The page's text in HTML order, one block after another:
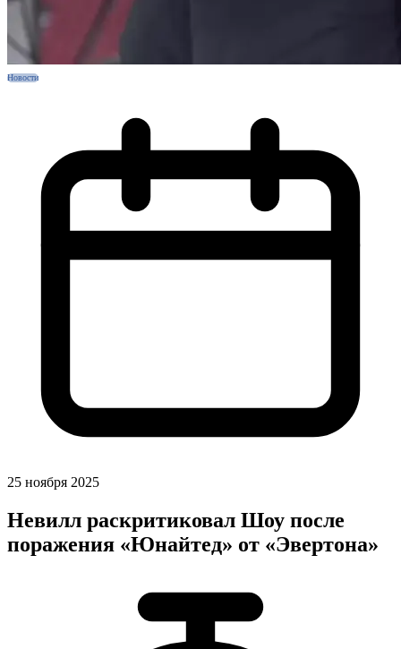
Новости
25 ноября 2025
Невилл раскритиковал Шоу после
поражения «Юнайтед» от «Эвертона»